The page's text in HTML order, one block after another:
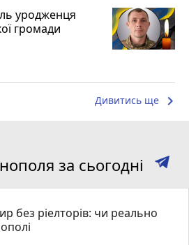
уродженця
громади
Дивитись ще keyboard_arrow_right
за сьогодні
без ріелторів: чи реально